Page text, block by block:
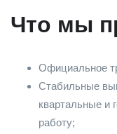
Что мы
Официальное
Стабильные
квартальные и
работу;